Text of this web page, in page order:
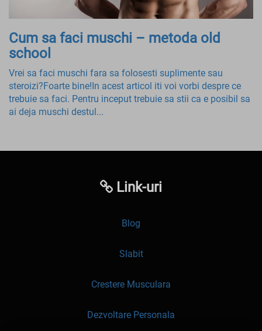
Cum sa faci muschi – metoda old
school
Vrei sa faci muschi fara sa folosesti suplimente sau
steroizi?Foarte bine!In acest articol iti voi vorbi despre ce
trebuie sa faci. Pentru inceput trebuie sa stii ca e posibil sa
ai deja muschi destul...
Link-uri
Blog
Slabit
Crestere Musculara
Dezvoltare Personala